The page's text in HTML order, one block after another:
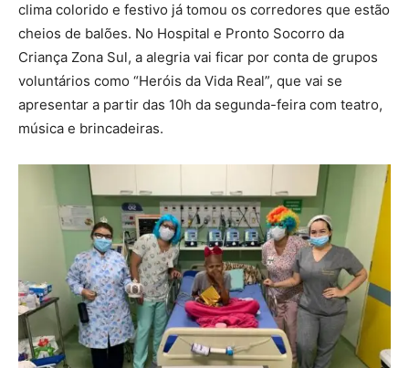
clima colorido e festivo já tomou os corredores que estão
cheios de balões. No Hospital e Pronto Socorro da
Criança Zona Sul, a alegria vai ficar por conta de grupos
voluntários como “Heróis da Vida Real”, que vai se
apresentar a partir das 10h da segunda-feira com teatro,
música e brincadeiras.